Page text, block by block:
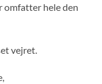
omfatter hele den
vejret.